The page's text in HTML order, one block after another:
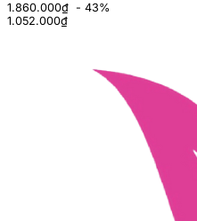
1.860.000₫ - 43%
1.052.000₫